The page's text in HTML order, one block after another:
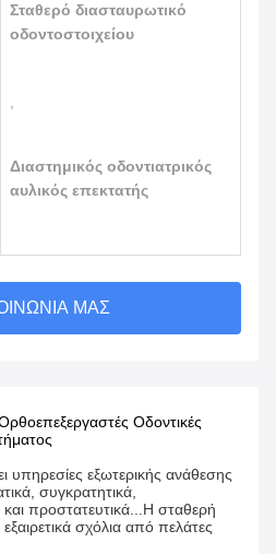
Σταθερό διασταυρωτικό
οδοντοστοιχείου
Διαστημικός οδοντιατρικός
αυλικός επεκτατής
ΕΠΙΚΟΙΝΩΝΊΑ ΜΑΣ
Οδοντικές
υπηρεσίες εξωτερικής ανάθεσης
συγκρατητικά,
προστατευτικά...Η σταθερή
εξαιρετικά σχόλια από πελάτες